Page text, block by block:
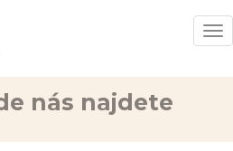
nás najdete